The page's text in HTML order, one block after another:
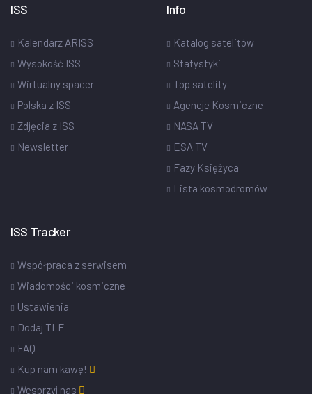
ISS
Kalendarz ARISS
Wysokość ISS
Wirtualny spacer
Polska z ISS
Zdjęcia z ISS
Newsletter
Info
Katalog satelitów
Statystyki
Top satelity
Agencje Kosmiczne
NASA TV
ESA TV
Fazy Księżyca
Lista kosmodromów
ISS Tracker
Współpraca z serwisem
Wiadomości kosmiczne
Ustawienia
Dodaj TLE
FAQ
Kup nam kawę!
Wesprzyj nas